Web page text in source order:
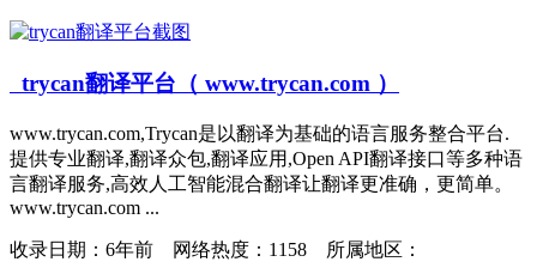
trycan翻译平台（ www.trycan.com ）
www.trycan.com,Trycan是以翻译为基础的语言服务整合平台.
提供专业翻译,翻译众包,翻译应用,Open API翻译接口等多种语
言翻译服务,高效人工智能混合翻译让翻译更准确，更简单。
www.trycan.com ...
收录日期： 6年前 网络热度：1158 所属地区：